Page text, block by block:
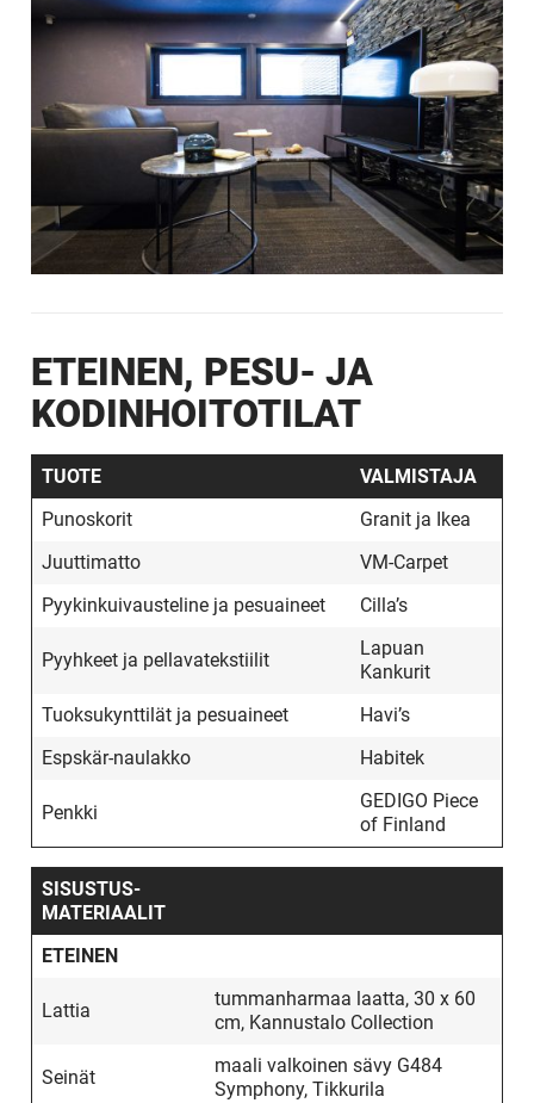
ETEINEN, PESU- JA
KODINHOITOTILAT
TUOTE
VALMISTAJA
Punoskorit
Granit ja Ikea
Juuttimatto
VM-Carpet
Pyykinkuivausteline ja pesuaineet
Cilla’s
Pyyhkeet ja pellavatekstiilit
Lapuan
Kankurit
Tuoksukynttilät ja pesuaineet
Havi’s
Espskär-naulakko
Habitek
Penkki
GEDIGO Piece
of Finland
SISUSTUS­
MATERIAALIT
ETEINEN
Lattia
tummanharmaa laatta, 30 x 60
cm, Kannustalo Collection
Seinät
maali valkoinen sävy G484
Symphony, Tikkurila